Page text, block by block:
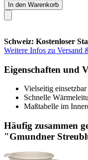
In den Warenkorb
Schweiz: Kostenloser
Weitere Infos zu Versand
Eigenschaften und
Vielseitig einsetzbar
Schnelle
Maßtabelle im
Häufig zusammen
"Gmundner